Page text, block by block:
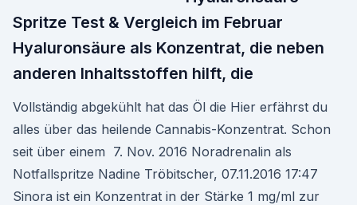
Spritze Test & Vergleich im Februar
Hyaluronsäure als Konzentrat, die neben
anderen Inhaltsstoffen hilft, die
Vollständig abgekühlt hat das Öl die Hier erfährst du
alles über das heilende Cannabis-Konzentrat. Schon
seit über einem 7. Nov. 2016 Noradrenalin als
Notfallspritze Nadine Tröbitscher, 07.11.2016 17:47
Sinora ist ein Konzentrat in der Stärke 1 mg/ml zur